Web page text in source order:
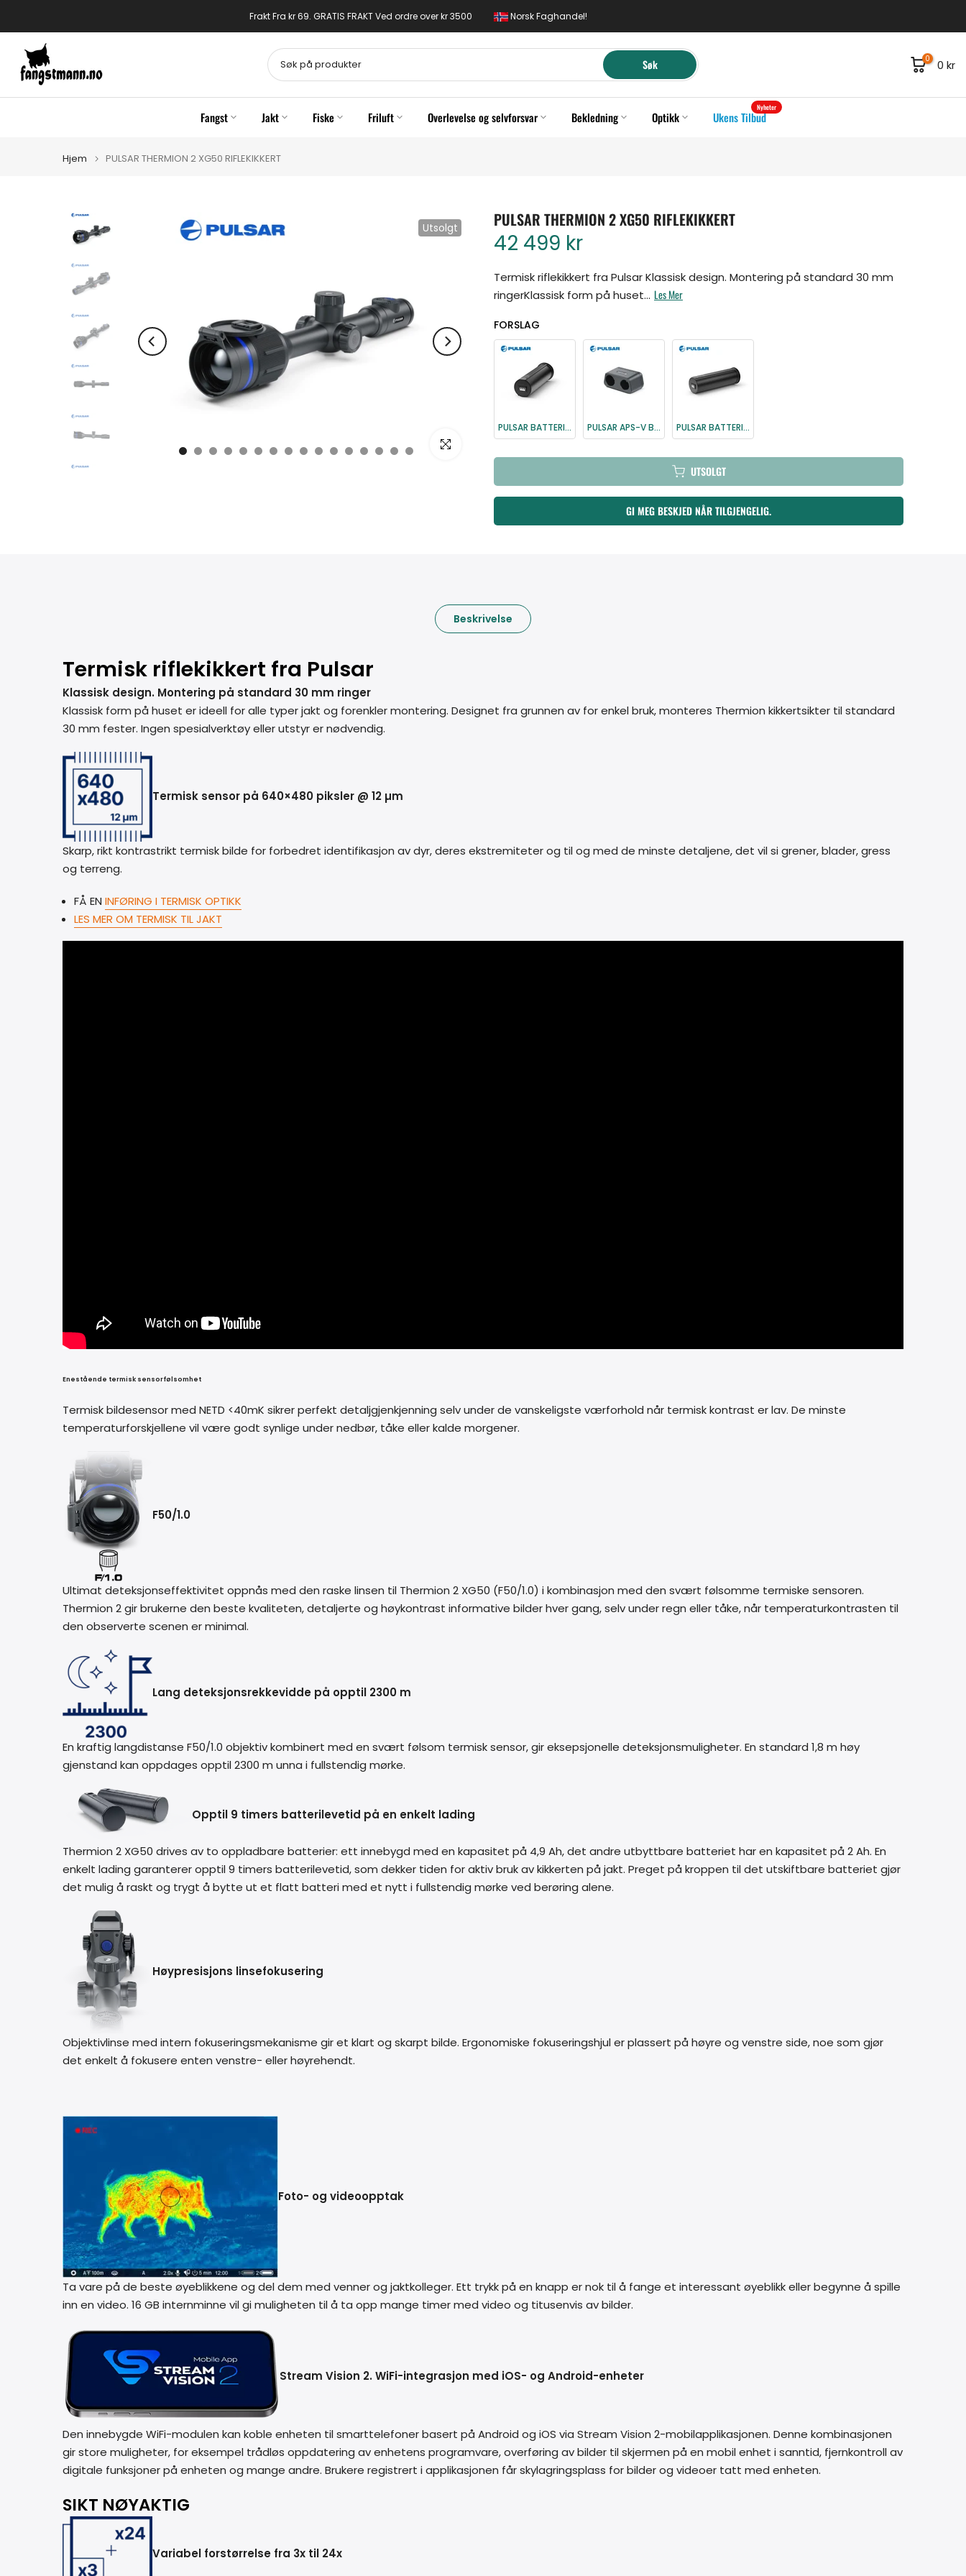
til
innhold
Frakt Fra kr 69. GRATIS FRAKT Ved ordre over kr 3500 Norsk Faghandel!
Søk 0 0 kr
Fangst Jakt Fiske Friluft Overlevelse og selvforsvar Bekledning Optikk Ukens Tilbud
Nyheter
Hjem PULSAR THERMION 2 XG50 RIFLEKIKKERT
Utsolgt
Klikk for å forstørre
PULSAR THERMION 2 XG50 RIFLEKIKKERT
42 499 kr
Termisk riflekikkert fra Pulsar Klassisk design. Montering på standard 30 mm
ringerKlassisk form på huset... Les Mer
FORSLAG
PULSAR BATTERIPAKKE APS2 PULSAR APS-V BATTERILADER F.APS2/APS3/APS5 PULSAR BATTERIPAKKE APS3
UTSOLGT
GI MEG BESKJED NÅR TILGJENGELIG.
Beskrivelse
Termisk riflekikkert fra Pulsar
Klassisk design. Montering på standard 30 mm ringer
Klassisk form på huset er ideell for alle typer jakt og forenkler montering. Designet fra grunnen av for enkel bruk, monteres Thermion kikkertsikter til standard
30 mm fester. Ingen spesialverktøy eller utstyr er nødvendig.
Termisk sensor på 640×480 piksler @ 12 µm
Skarp, rikt kontrastrikt termisk bilde for forbedret identifikasjon av dyr, deres ekstremiteter og til og med de minste detaljene, det vil si grener, blader, gress
og terreng.
FÅ EN INFØRING I TERMISK OPTIKK
LES MER OM TERMISK TIL JAKT
Enestående termisk sensorfølsomhet
Termisk bildesensor med NETD <40mK sikrer perfekt detaljgjenkjenning selv under de vanskeligste værforhold når termisk kontrast er lav. De minste
temperaturforskjellene vil være godt synlige under nedbør, tåke eller kalde morgener.
F50/1.0
Ultimat deteksjonseffektivitet oppnås med den raske linsen til Thermion 2 XG50 (F50/1.0) i kombinasjon med den svært følsomme termiske sensoren.
Thermion 2 gir brukerne den beste kvaliteten, detaljerte og høykontrast informative bilder hver gang, selv under regn eller tåke, når temperaturkontrasten til
den observerte scenen er minimal.
Lang deteksjonsrekkevidde på opptil 2300 m
En kraftig langdistanse F50/1.0 objektiv kombinert med en svært følsom termisk sensor, gir eksepsjonelle deteksjonsmuligheter. En standard 1,8 m høy
gjenstand kan oppdages opptil 2300 m unna i fullstendig mørke.
Opptil 9 timers batterilevetid på en enkelt lading
Thermion 2 XG50 drives av to oppladbare batterier: ett innebygd med en kapasitet på 4,9 Ah, det andre utbyttbare batteriet har en kapasitet på 2 Ah. En
enkelt lading garanterer opptil 9 timers batterilevetid, som dekker tiden for aktiv bruk av kikkerten på jakt. Preget på kroppen til det utskiftbare batteriet gjør
det mulig å raskt og trygt å bytte ut et flatt batteri med et nytt i fullstendig mørke ved berøring alene.
Høypresisjons linsefokusering
Objektivlinse med intern fokuseringsmekanisme gir et klart og skarpt bilde. Ergonomiske fokuseringshjul er plassert på høyre og venstre side, noe som gjør
det enkelt å fokusere enten venstre- eller høyrehendt.
Foto- og videoopptak
Ta vare på de beste øyeblikkene og del dem med venner og jaktkolleger. Ett trykk på en knapp er nok til å fange et interessant øyeblikk eller begynne å spille
inn en video. 16 GB internminne vil gi muligheten til å ta opp mange timer med video og titusenvis av bilder.
Stream Vision 2. WiFi-integrasjon med iOS- og Android-enheter
Den innebygde WiFi-modulen kan koble enheten til smarttelefoner basert på Android og iOS via Stream Vision 2-mobilapplikasjonen. Denne kombinasjonen
gir store muligheter, for eksempel trådløs oppdatering av enhetens programvare, overføring av bilder til skjermen på en mobil enhet i sanntid, fjernkontroll av
digitale funksjoner på enheten og mange andre. Brukere registrert i applikasjonen får skylagringsplass for bilder og videoer tatt med enheten.
SIKT NØYAKTIG
Variabel forstørrelse fra 3x til 24x